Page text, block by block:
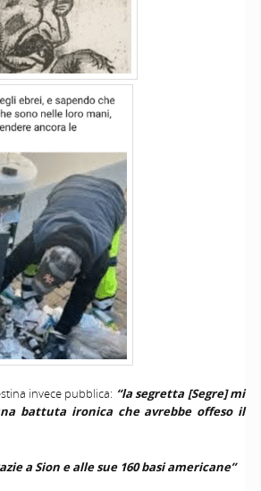
invece pubblica: “la segretta [Segre] mi
battuta ironica che avrebbe offeso il
a Sion e alle sue 160 basi americane”